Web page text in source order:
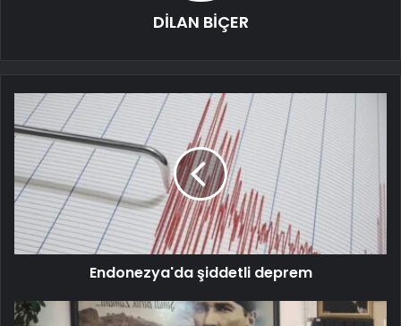
DİLAN BİÇER
Endonezya'da şiddetli deprem